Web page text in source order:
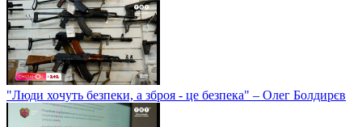
"Люди хочуть безпеки, а зброя - це безпека" – Олег Болдирєв